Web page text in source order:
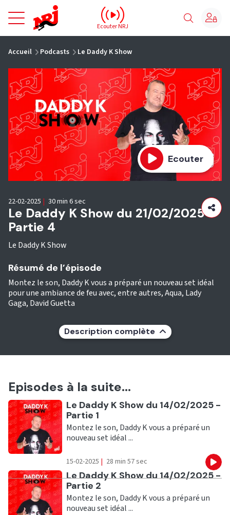
NRJ - Accueil
Ecouter NRJ
Accueil Podcasts Le Daddy K Show
Ecouter
Le Daddy K Show du 21/02/2025 -
Partie 4
Le Daddy K Show
22-02-2025 | 30 min 6 sec
Résumé de l’épisode
Montez le son, Daddy K vous a préparé un nouveau set idéal
pour une ambiance de feu avec, entre autres, Aqua, Lady
Gaga, David Guetta
Description complète
Episodes à la suite...
Ecouter
Le Daddy K Show du 14/02/2025 -
Partie 1
Montez le son, Daddy K vous a préparé un
nouveau set idéal ...
15-02-2025 | 28 min 57 sec
Ecouter
Le Daddy K Show du 14/02/2025 -
Partie 2
Montez le son, Daddy K vous a préparé un
nouveau set idéal ...